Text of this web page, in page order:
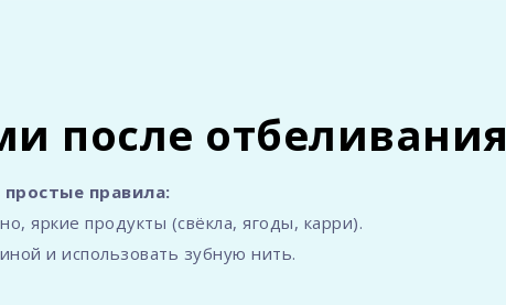
после отбеливания
правила:
яркие продукты (свёкла, ягоды, карри).
и использовать зубную нить.